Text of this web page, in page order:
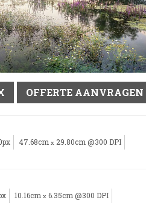
OFFERTE AANVRAGEN
47.68cm x 29.80cm @300 DPI
10.16cm x 6.35cm @300 DPI